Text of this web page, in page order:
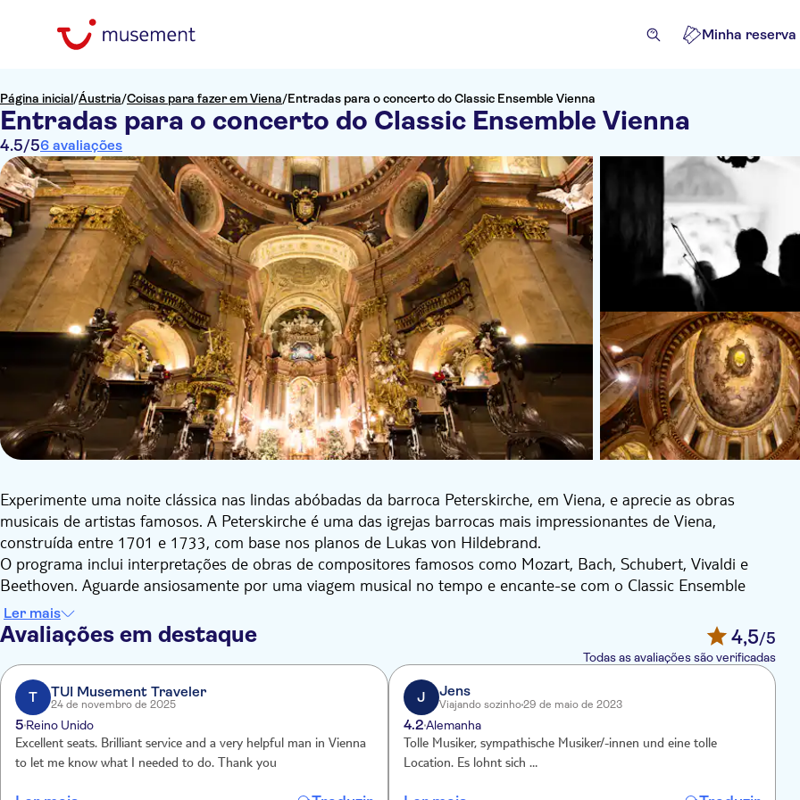
Minha reserva
Página inicial/Áustria/Coisas para fazer em Viena/Entradas para o concerto do Classic Ensemble Vienna
Entradas para o concerto do Classic Ensemble Vienna
4.5/56 avaliações
Experimente uma noite clássica nas lindas abóbadas da barroca Peterskirche, em Viena, e aprecie as obras
musicais de artistas famosos. A Peterskirche é uma das igrejas barrocas mais impressionantes de Viena,
construída entre 1701 e 1733, com base nos planos de Lukas von Hildebrand.
O programa inclui interpretações de obras de compositores famosos como Mozart, Bach, Schubert, Vivaldi e
Beethoven. Aguarde ansiosamente por uma viagem musical no tempo e encante-se com o Classic Ensemble
Vienna.
Ler mais
Avaliações em destaque 4,5/5
Todas as avaliações são verificadas
T TUI Musement Traveler
24 de novembro de 2025
5 Reino Unido
Excellent seats. Brilliant service and a very helpful man in Vienna
to let me know what I needed to do. Thank you
J Jens
Viajando sozinho29 de maio de 2023
4.2Alemanha
Tolle Musiker, sympathische Musiker/-innen und eine tolle
Location. Es lohnt sich …